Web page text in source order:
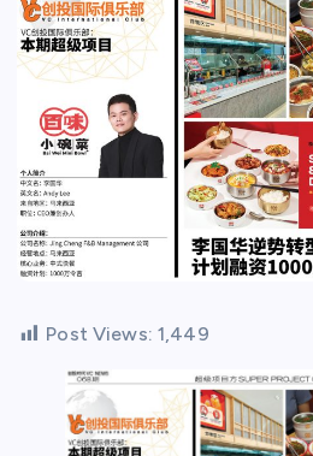
Post Views: 1,449